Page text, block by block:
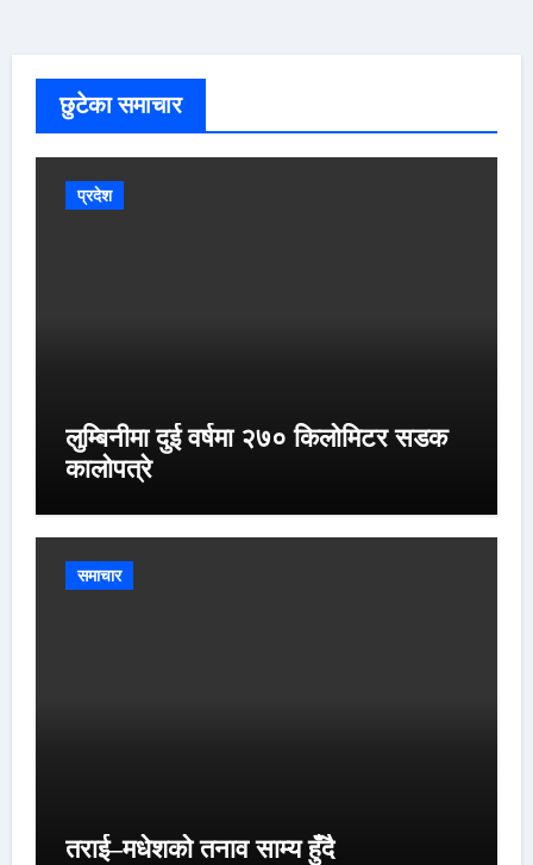
छुटेका समाचार
प्रदेश
लुम्बिनीमा दुई वर्षमा २७० किलोमिटर सडक
कालोपत्रे
समाचार
तराई–मधेशको तनाव साम्य हुँदै